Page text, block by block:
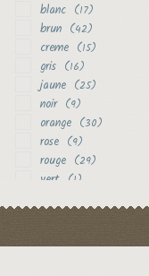
blanc (17)
brun (42)
creme (15)
gris (16)
jaune (25)
noir (9)
orange (30)
rose (9)
rouge (29)
vert (1)